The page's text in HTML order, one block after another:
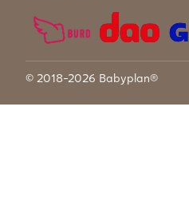
© 2018-2026 Babyplan®